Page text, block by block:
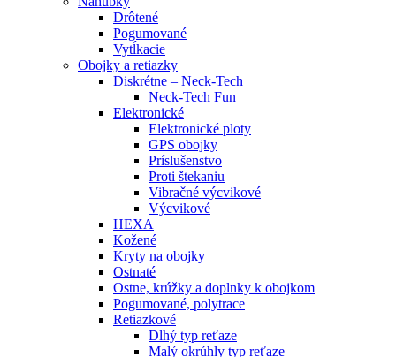
Drôtené
Pogumované
Vytĺkacie
Obojky a retiazky
Diskrétne – Neck-Tech
Neck-Tech Fun
Elektronické
Elektronické ploty
GPS obojky
Príslušenstvo
Proti štekaniu
Vibračné výcvikové
Výcvikové
HEXA
Kožené
Kryty na obojky
Ostnaté
Ostne, krúžky a doplnky k obojkom
Pogumované, polytrace
Retiazkové
Dlhý typ reťaze
Malý okrúhly typ reťaze